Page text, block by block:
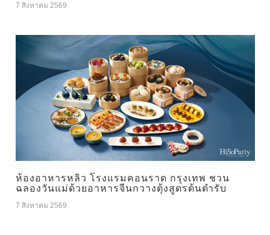
7 สิงหาคม 2569
ห้องอาหารหลิว โรงแรมคอนราด กรุงเทพ ชวน
ฉลองวันแม่ด้วยอาหารจีนกวางตุ้งสูตรต้นตำรับ
7 สิงหาคม 2569